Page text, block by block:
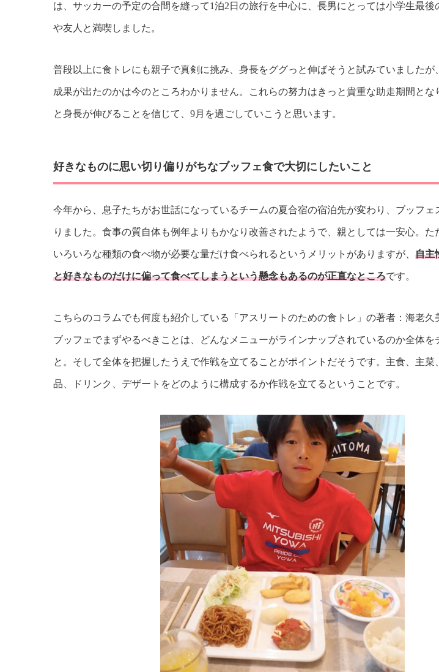
は、サッカーの予定の合間を縫って1泊2日の旅行を中心に、長男にとっては小学生最後
や友人と満喫しました。
普段以上に食トレにも親子で真剣に挑み、身長をググっと伸ばそうと試みていましたが
成果が出たのかは今のところわかりません。これらの努力はきっと貴重な助走期間とな
と身長が伸びることを信じて、9月を過ごしていこうと思います。
好きなものに思い切り偏りがちなブッフェ食で大切にしたいこと
今年から、息子たちがお世話になっているチームの夏合宿の宿泊先が変わり、ブッフェ
りました。食事の質自体も例年よりもかなり改善されたようで、親としては一安心。た
いろいろな種類の食べ物が必要な量だけ食べられるというメリットがありますが、 自主
と好きなものだけに偏って食べてしまうという懸念もあるのが正直なところです。
こちらのコラムでも何度も紹介している「アスリートのための食トレ」の著者：海老久
ブッフェでまずやるべきことは、どんなメニューがラインナップされているのか全体を
と。そして全体を把握したうえで作戦を立てることがポイントだそうです。主食、主菜
品、ドリンク、デザートをどのように構成するか作戦を立てるということです。